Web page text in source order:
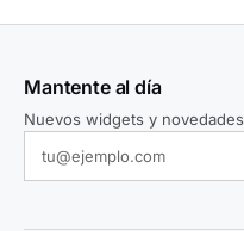
Mantente al día
Nuevos widgets y